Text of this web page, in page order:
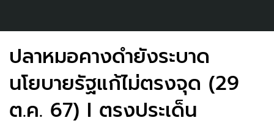
ปลาหมอคางดำยังระบาด
นโยบายรัฐแก้ไม่ตรงจุด (29
ต.ค. 67) I ตรงประเด็น